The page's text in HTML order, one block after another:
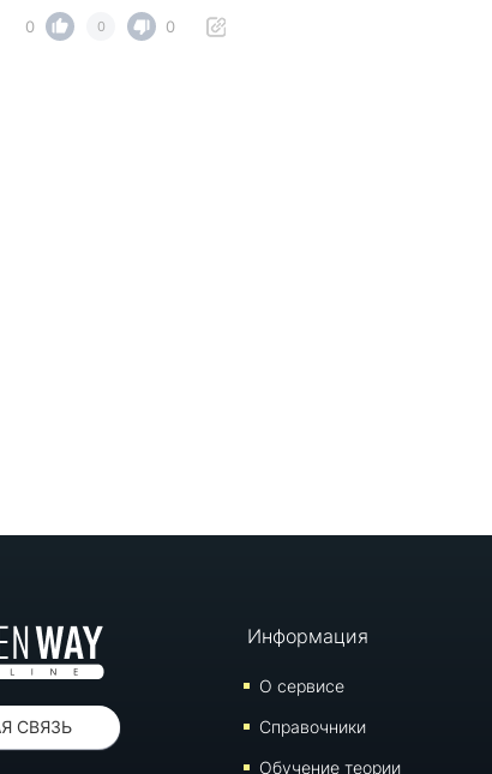
0 0 0
СВЯЗЬ
Информация
О сервисе
Справочники
Обучение теории